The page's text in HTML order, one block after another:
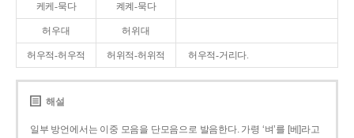
케케-묵다 켸켸-묵다
허우대 허위대
허우적-허우적 허위적-허위적 허우적-거리다.
해설
일부 방언에서는 이중 모음을 단모음으로 발음한다. 가령 ‘벼’를 [베]라고